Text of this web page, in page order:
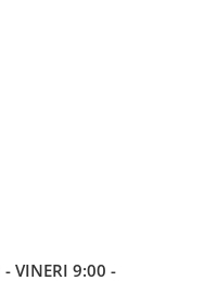
- VINERI 9:00 -